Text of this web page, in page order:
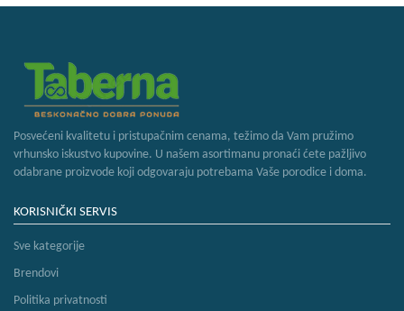
Posvećeni kvalitetu i pristupačnim cenama, težimo da Vam pružimo
vrhunsko iskustvo kupovine. U našem asortimanu pronaći ćete pažljivo
odabrane proizvode koji odgovaraju potrebama Vaše porodice i doma.
KORISNIČKI SERVIS
Sve kategorije
Brendovi
Politika privatnosti